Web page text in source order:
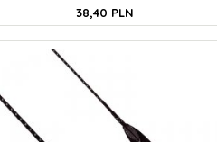
38,40 PLN